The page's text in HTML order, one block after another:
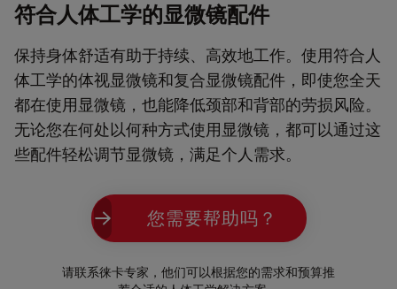
符合人体工学的显微镜配件
保持身体舒适有助于持续、高效地工作。使用符合人
体工学的体视显微镜和复合显微镜配件，即使您全天
都在使用显微镜，也能降低颈部和背部的劳损风险。
无论您在何处以何种方式使用显微镜，都可以通过这
些配件轻松调节显微镜，满足个人需求。
您需要帮助吗？
请联系徕卡专家，他们可以根据您的需求和预算推